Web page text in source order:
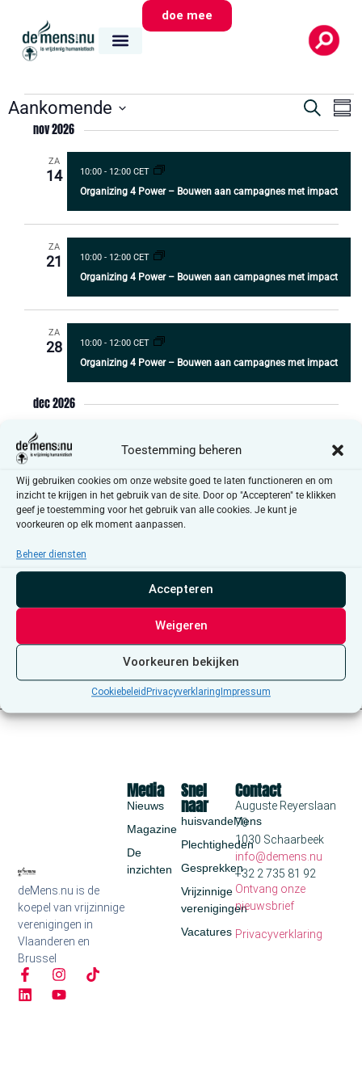
Toestemming beheren
Wij gebruiken cookies om onze website goed te laten functioneren en om
inzicht te krijgen in het gebruik van de site. Door op "Accepteren" te klikken
geef je toestemming voor het gebruik van alle cookies. Je kunt je
voorkeuren op elk moment aanpassen.
Beheer diensten
Accepteren
Weigeren
Voorkeuren bekijken
Cookiebeleid Privacyverklaring Impressum
doe mee
Zoeken
en
Zoeken
Aankomende
Selecteer
datum
nov 2026
ZA
14 10:00- 12:00 CET
Organizing 4 Power – Bouwen aan campagnes met impact
ZA
21 10:00- 12:00 CET
Organizing 4 Power – Bouwen aan campagnes met impact
ZA
28 10:00- 12:00 CET
Organizing 4 Power – Bouwen aan campagnes met impact
dec 2026
5 12:00 CET
Vorig
Abonneer op kalender
deMens.nu is de
koepel van vrijzinnige
verenigingen in
Vlaanderen en
Brussel
Snel
naar
huisvandeMens
Plechtigheden
Gesprekken
Vrijzinnige
verenigingen
Vacatures
Media
Nieuws
Magazine
De
inzichten
Contact
Auguste Reyerslaan
70
1030 Schaarbeek
info@demens.nu
+32 2 735 81 92
Ontvang onze
nieuwsbrief
Privacyverklaring